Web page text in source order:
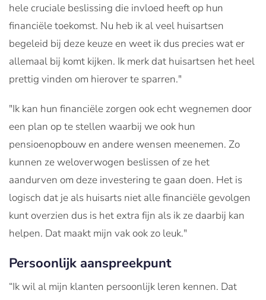
hele cruciale beslissing die invloed heeft op hun
financiële toekomst. Nu heb ik al veel huisartsen
begeleid bij deze keuze en weet ik dus precies wat er
allemaal bij komt kijken. Ik merk dat huisartsen het heel
prettig vinden om hierover te sparren."
"Ik kan hun financiële zorgen ook echt wegnemen door
een plan op te stellen waarbij we ook hun
pensioenopbouw en andere wensen meenemen. Zo
kunnen ze weloverwogen beslissen of ze het
aandurven om deze investering te gaan doen. Het is
logisch dat je als huisarts niet alle financiële gevolgen
kunt overzien dus is het extra fijn als ik ze daarbij kan
helpen. Dat maakt mijn vak ook zo leuk."
Persoonlijk aanspreekpunt
“Ik wil al mijn klanten persoonlijk leren kennen. Dat